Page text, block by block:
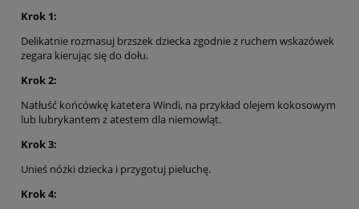
Krok 1:
Delikatnie rozmasuj brzszek dziecka zgodnie z ruchem wskazówek
zegara kierując się do dołu.
Krok 2:
Natłuść końcówkę katetera Windi, na przykład olejem kokosowym
lub lubrykantem z atestem dla niemowląt.
Krok 3:
Unieś nóżki dziecka i przygotuj pieluchę.
Krok 4: